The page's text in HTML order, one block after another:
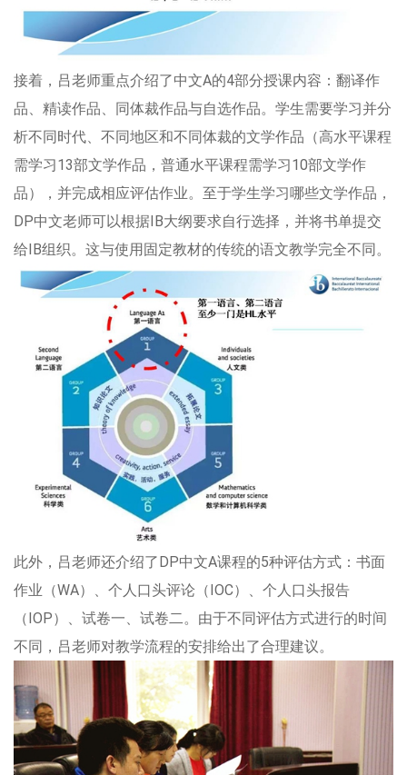
接着，吕老师重点介绍了中文A的4部分授课内容：翻译作
品、精读作品、同体裁作品与自选作品。学生需要学习并分
析不同时代、不同地区和不同体裁的文学作品（高水平课程
需学习13部文学作品，普通水平课程需学习10部文学作
品），并完成相应评估作业。至于学生学习哪些文学作品，
DP中文老师可以根据IB大纲要求自行选择，并将书单提交
给IB组织。这与使用固定教材的传统的语文教学完全不同。
此外，吕老师还介绍了DP中文A课程的5种评估方式：书面
作业（WA）、个人口头评论（IOC）、个人口头报告
（IOP）、试卷一、试卷二。由于不同评估方式进行的时间
不同，吕老师对教学流程的安排给出了合理建议。